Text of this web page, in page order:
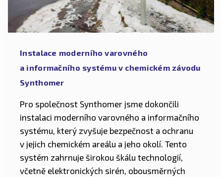
Instalace moderního varovného
a informačního systému v chemickém závodu
Synthomer
Pro společnost Synthomer jsme dokončili
instalaci moderního varovného a informačního
systému, který zvyšuje bezpečnost a ochranu
v jejich chemickém areálu a jeho okolí. Tento
systém zahrnuje širokou škálu technologií,
včetně elektronických sirén, obousměrných